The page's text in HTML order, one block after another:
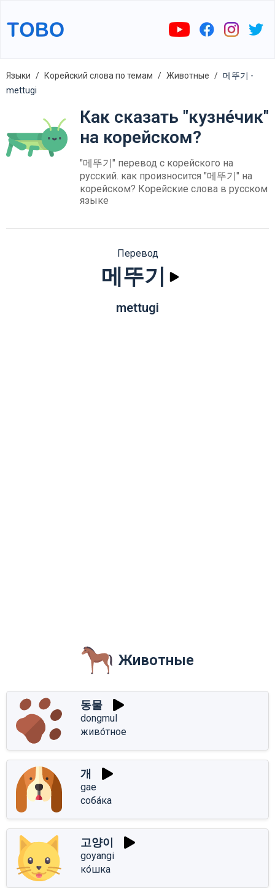
Языки Корейский слова по темам Животные
메뚜기 -
mettugi
Как сказать "кузне́чик"
на корейском?
"메뚜기" перевод с корейского на
русский. как произносится "메뚜기" на
корейском? Корейские слова в русском
языке
Перевод
메뚜기
mettugi
Животные
동물
dongmul
живо́тное
개
gae
соба́ка
고양이
goyangi
ко́шка